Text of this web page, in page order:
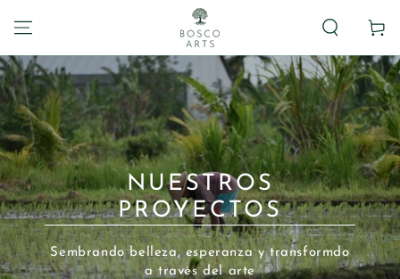
Carrito
NUESTROS
PROYECTOS
Sembrando belleza, esperanza y transformdo
a través del arte